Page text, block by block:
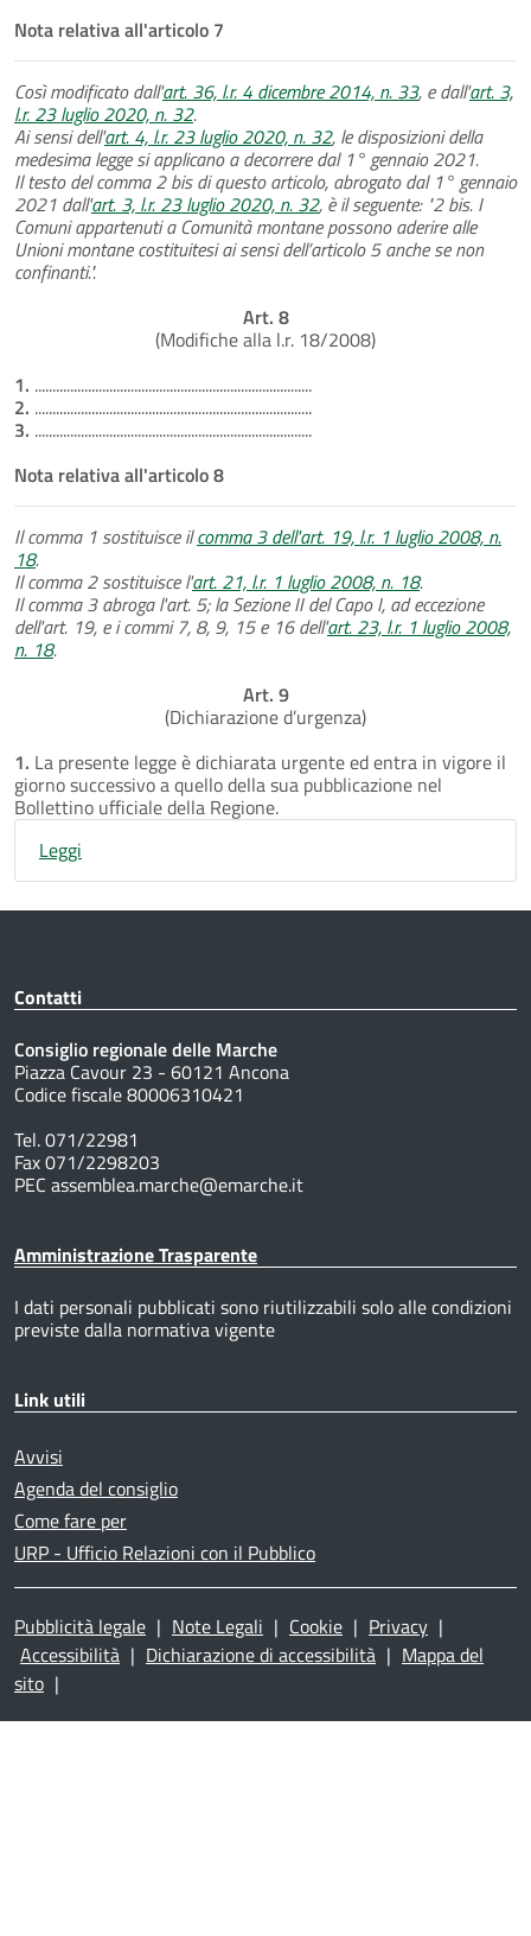
Nota relativa all'articolo 7
Così modificato dall'art. 36, l.r. 4 dicembre 2014, n. 33, e dall'art. 3,
l.r. 23 luglio 2020, n. 32.
Ai sensi dell'art. 4, l.r. 23 luglio 2020, n. 32, le disposizioni della
medesima legge si applicano a decorrere dal 1° gennaio 2021.
Il testo del comma 2 bis di questo articolo, abrogato dal 1° gennaio
2021 dall'art. 3, l.r. 23 luglio 2020, n. 32, è il seguente: "2 bis. I
Comuni appartenuti a Comunità montane possono aderire alle
Unioni montane costituitesi ai sensi dell’articolo 5 anche se non
confinanti.".
Art. 8
(Modifiche alla l.r. 18/2008)
1. ..............................................................................
2. ..............................................................................
3. ..............................................................................
Nota relativa all'articolo 8
Il comma 1 sostituisce ilcomma 3 dell'art. 19, l.r. 1 luglio 2008, n.
18.
Il comma 2 sostituisce l'art. 21, l.r. 1 luglio 2008, n. 18.
Il comma 3 abroga l'art. 5; la Sezione II del Capo I, ad eccezione
dell'art. 19, e i commi 7, 8, 9, 15 e 16 dell'art. 23, l.r. 1 luglio 2008,
n. 18.
Art. 9
(Dichiarazione d’urgenza)
1. La presente legge è dichiarata urgente ed entra in vigore il
giorno successivo a quello della sua pubblicazione nel
Bollettino ufficiale della Regione.
Leggi
Contatti
Consiglio regionale delle Marche
Piazza Cavour 23 - 60121 Ancona
Codice fiscale 80006310421
Tel. 071/22981
Fax 071/2298203
PEC assemblea.marche@emarche.it
Amministrazione Trasparente
I dati personali pubblicati sono riutilizzabili solo alle condizioni
previste dalla normativa vigente
Link utili
Avvisi
Agenda del consiglio
Come fare per
URP - Ufficio Relazioni con il Pubblico
Pubblicità legale | Note Legali | Cookie | Privacy |
Accessibilità | Dichiarazione di accessibilità | Mappa del
sito |